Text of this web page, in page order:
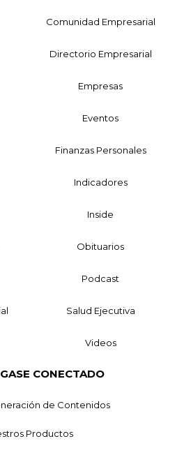
Comunidad Empresarial
Directorio Empresarial
Empresas
Eventos
Finanzas Personales
Indicadores
Inside
Obituarios
Podcast
Salud Ejecutiva
Videos
CONECTADO
de Contenidos
Productos